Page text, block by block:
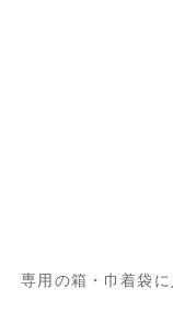
専用の箱・巾着袋